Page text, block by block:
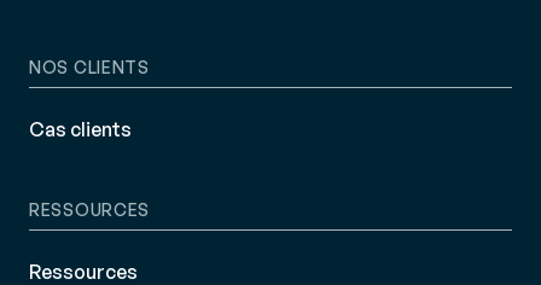
NOS CLIENTS
Cas clients
RESSOURCES
Ressources